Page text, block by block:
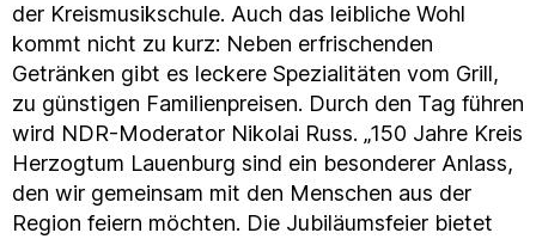
der Kreismusikschule. Auch das leibliche Wohl
kommt nicht zu kurz: Neben erfrischenden
Getränken gibt es leckere Spezialitäten vom Grill,
zu günstigen Familienpreisen. Durch den Tag führen
wird NDR-Moderator Nikolai Russ. „150 Jahre Kreis
Herzogtum Lauenburg sind ein besonderer Anlass,
den wir gemeinsam mit den Menschen aus der
Region feiern möchten. Die Jubiläumsfeier bietet